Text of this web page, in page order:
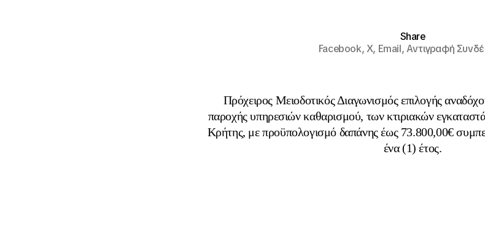
Share
Facebook,X, Email,Αντιγραφή
Πρόχειρος Μειοδοτικός Διαγωνισμός επιλογής
παροχής υπηρεσιών καθαρισμού, των κτιριακών
Κρήτης, με προϋπολογισμό δαπάνης έως 73.800,00€
ένα (1) έτος.